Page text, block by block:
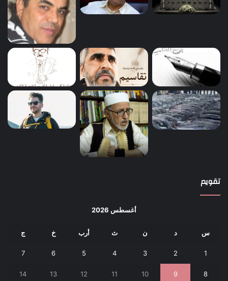
تقويم
أغسطس 2026
س د ن ث أرب خ ج
1
2
3
4
5
6
7
8
9
10
11
12
13
14